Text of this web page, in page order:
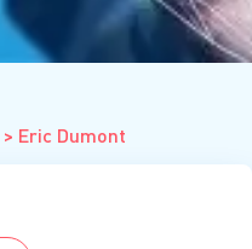
> Eric Dumont